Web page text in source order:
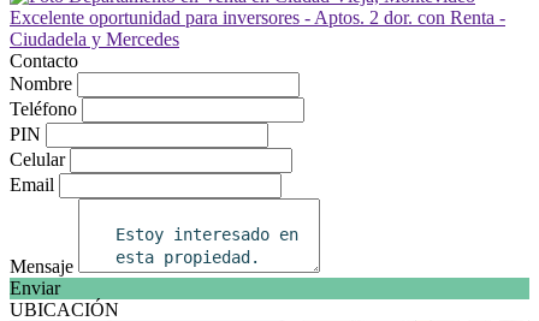
Contacto
Nombre
Teléfono
PIN
Celular
Email
Mensaje
Enviar
UBICACIÓN